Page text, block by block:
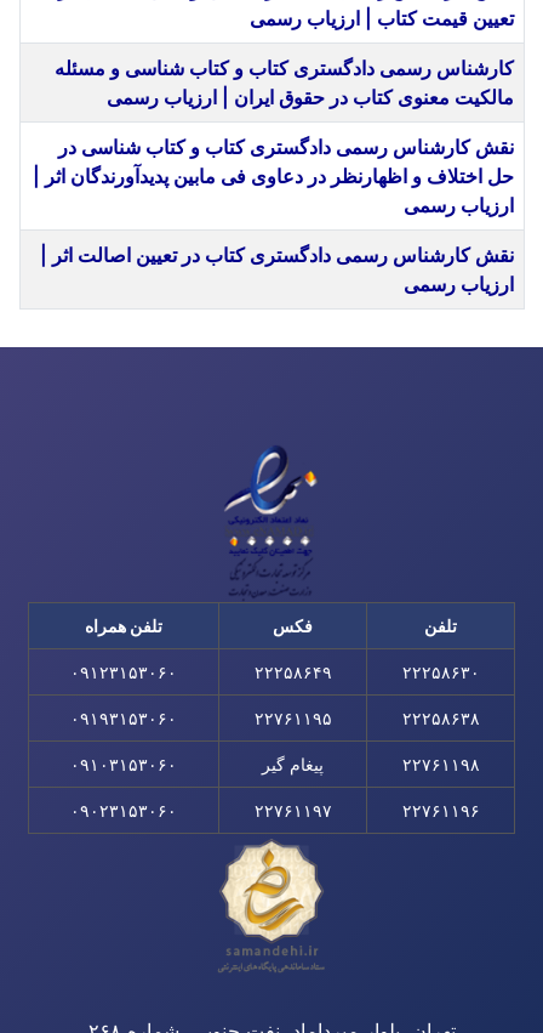
تعیین قیمت کتاب | ارزیاب رسمی
کارشناس رسمی دادگستری کتاب و کتاب شناسی و مسئله
مالکیت معنوی کتاب در حقوق ایران | ارزیاب رسمی
نقش کارشناس رسمی دادگستری کتاب و کتاب شناسی در
حل اختلاف و اظهارنظر در دعاوی فی مابین پدیدآورندگان اثر |
ارزیاب رسمی
نقش کارشناس رسمی دادگستری کتاب در تعیین اصالت اثر |
ارزیاب رسمی
تلفن فکس تلفن همراه
۲۲۲۵۸۶۳۰ ۲۲۲۵۸۶۴۹ ۰۹۱۲۳۱۵۳۰۶۰
۲۲۲۵۸۶۳۸ ۲۲۷۶۱۱۹۵ ۰۹۱۹۳۱۵۳۰۶۰
۲۲۷۶۱۱۹۸ پیغام گیر ۰۹۱۰۳۱۵۳۰۶۰
۲۲۷۶۱۱۹۶ ۲۲۷۶۱۱۹۷ ۰۹۰۲۳۱۵۳۰۶۰